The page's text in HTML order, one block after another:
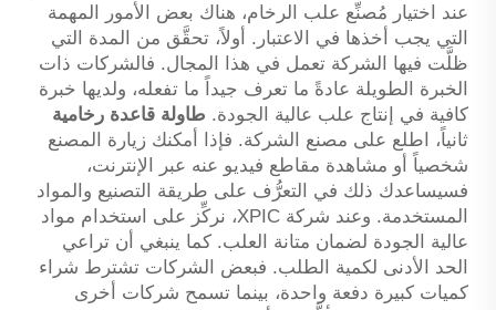
عند اختيار مُصنِّع علب الرخام، هناك بعض الأمور المهمة
التي يجب أخذها في الاعتبار. أولاً، تحقَّق من المدة التي
ظلَّت فيها الشركة تعمل في هذا المجال. فالشركات ذات
الخبرة الطويلة عادةً ما تعرف جيداً ما تفعله، ولديها خبرة
كافية في إنتاج علب عالية الجودة. طاولة قاعدة رخامية
ثانياً، اطلع على مصنع الشركة. فإذا أمكنك زيارة المصنع
شخصياً أو مشاهدة مقاطع فيديو عنه عبر الإنترنت،
فسيساعدك ذلك في التعرُّف على طريقة التصنيع والمواد
المستخدمة. وعند شركة XPIC، نركِّز على استخدام مواد
عالية الجودة لضمان متانة العلب. كما ينبغي أن تراعي
الحد الأدنى لكمية الطلب. فبعض الشركات تشترط شراء
كميات كبيرة دفعة واحدة، بينما تسمح شركات أخرى